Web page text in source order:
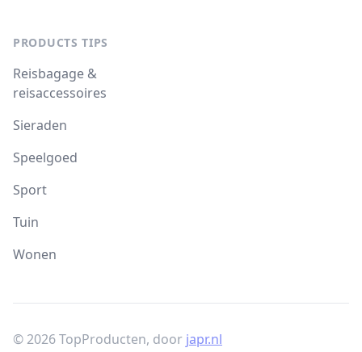
PRODUCTS TIPS
Reisbagage &
reisaccessoires
Sieraden
Speelgoed
Sport
Tuin
Wonen
© 2026 TopProducten, door japr.nl